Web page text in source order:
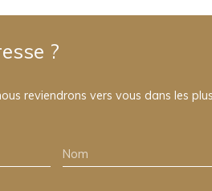
?
reviendrons vers vous dans les
Nom